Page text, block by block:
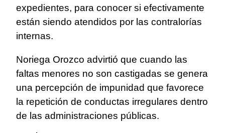
expedientes, para conocer si efectivamente
están siendo atendidos por las contralorías
internas.
Noriega Orozco advirtió que cuando las
faltas menores no son castigadas se genera
una percepción de impunidad que favorece
la repetición de conductas irregulares dentro
de las administraciones públicas.